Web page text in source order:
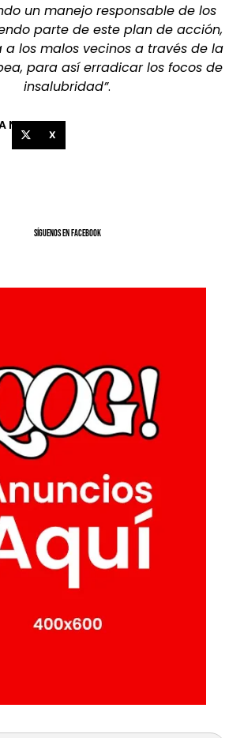
un manejo responsable de los
parte de este plan de acción,
a los malos vecinos a través de la
para así erradicar los focos de
insalubridad”.
NOTICIA
X
SíGUENOS EN FACEBOOK